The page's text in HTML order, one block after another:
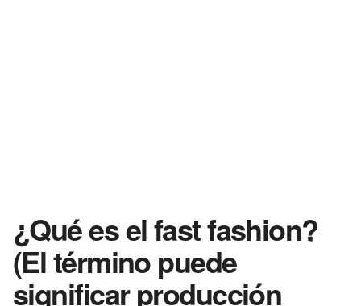
¿Qué es el fast fashion?
(El término puede
significar producción